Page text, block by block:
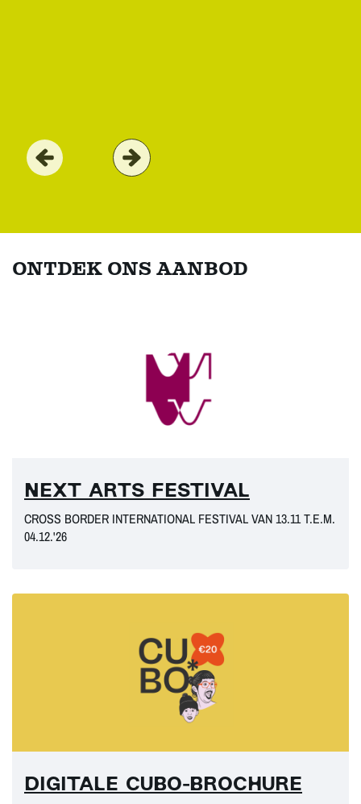
ONTDEK ONS AANBOD
NEXT ARTS FESTIVAL
CROSS BORDER INTERNATIONAL FESTIVAL VAN 13.11 T.E.M.
04.12.'26
DIGITALE CUBO-BROCHURE